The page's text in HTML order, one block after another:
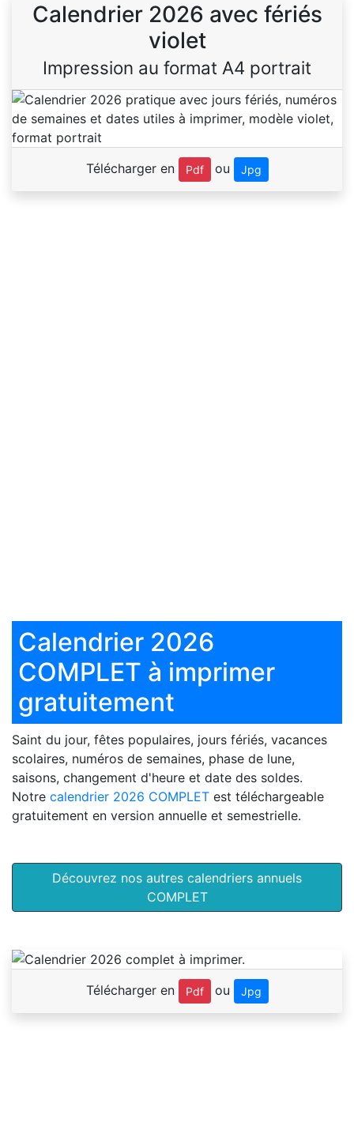
Calendrier 2026 avec fériés
violet
Impression au format A4 portrait
Télécharger en Pdf ou Jpg
Calendrier 2026
COMPLET à imprimer
gratuitement
Saint du jour, fêtes populaires, jours fériés, vacances
scolaires, numéros de semaines, phase de lune,
saisons, changement d'heure et date des soldes.
Notre calendrier 2026 COMPLET est téléchargeable
gratuitement en version annuelle et semestrielle.
Découvrez nos autres calendriers annuels
COMPLET
Télécharger en Pdf ou Jpg